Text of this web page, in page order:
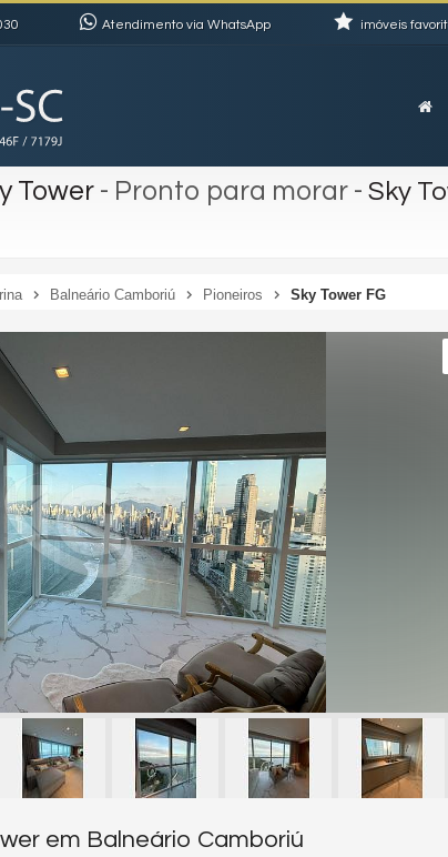
Atendimento via WhatsApp imóveis
Tower - Pronto para morar - Sky
Balneário Camboriú Pioneiros Sky Tower FG
em Balneário Camboriú